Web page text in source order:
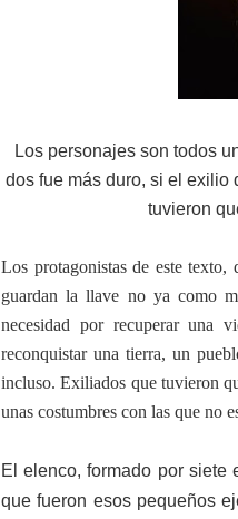
Los personajes son todos
dos fue más duro, si el exilio
tuvieron
Los protagonistas de este texto,
guardan la llave no ya como
necesidad por recuperar una
reconquistar una tierra, un
incluso. Exiliados que tuvieron
unas costumbres con las que no
El elenco, formado por siete
que fueron esos pequeños